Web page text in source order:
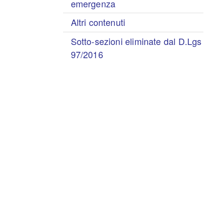
emergenza
Altri contenuti
Sotto-sezioni eliminate dal D.Lgs
97/2016